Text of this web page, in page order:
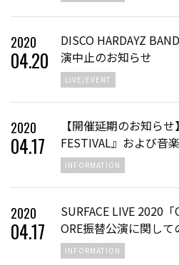
2020
04.20
DISCO HARDAYZ
演中止のお知らせ
LIVE/EVENT
2020
04.17
【開催延期のお知ら
FESTIVAL』および音
INFORMATION
2020
04.17
SURFACE LIVE 2020
ORE振替公演に関して
INFORMATION